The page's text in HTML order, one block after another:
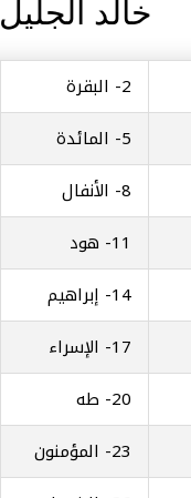
خالد الجليل
2- البقرة
5- المائدة
8- الأنفال
11- هود
14- إبراهيم
17- الإسراء
20- طه
23- المؤمنون